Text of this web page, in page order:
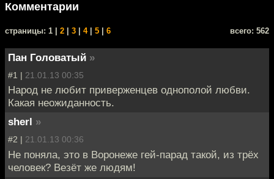
Комментарии
cтраницы: 1 | 2 3 4| 5 6 всего: 562
Пан Головатый »
#1 | 21.01.13 00:35
Народ не любит приверженцев однополой любви.
Какая неожиданность.
sherl »
#2 | 21.01.13 00:36
Не поняла, это в Воронеже гей-парад такой, из трёх
человек? Везёт же людям!